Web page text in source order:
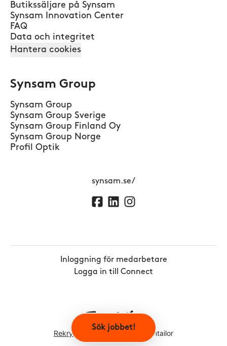
Sök jobbet!
Butikssäljare på Synsam
Synsam Innovation Center
FAQ
Data och integritet
Hantera cookies
Synsam Group
Synsam Group
Synsam Group Sverige
Synsam Group Finland Oy
Synsam Group Norge
Profil Optik
synsam.se/
Inloggning för medarbetare
Logga in till Connect
Rekryteringsverktyg från Teamtailor